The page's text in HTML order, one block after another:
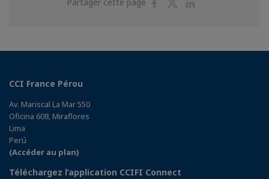
CCI France Pérou
Av. Mariscal La Mar 550
Oficina 608, Miraflores
Lima
Perú
(Accéder au plan)
Téléchargez l’application CCIFI Connect